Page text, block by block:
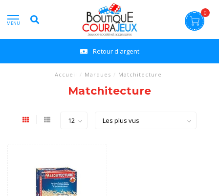
MENU
0
Retour d'argent
Accueil / Marques / Matchitecture
Matchitecture